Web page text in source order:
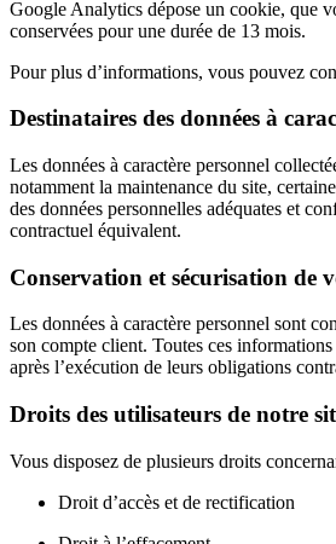
Google Analytics dépose un cookie, que
conservées pour une durée de 13 mois.
Pour plus d’informations, vous pouvez
Destinataires des données à
Les données à caractère personnel
notamment la maintenance du site,
des données personnelles adéquates et
contractuel équivalent.
Conservation et sécurisation de
Les données à caractère personnel sont
son compte client. Toutes ces
après l’exécution de leurs obligations
Droits des utilisateurs de notre
Vous disposez de plusieurs droits
Droit d’accès et de rectification